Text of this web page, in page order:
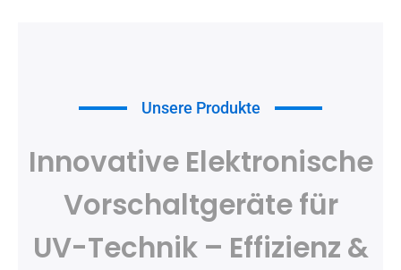
Unsere Produkte
Innovative Elektronische
Vorschaltgeräte für
UV-Technik – Effizienz &